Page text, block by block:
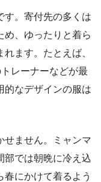
す。寄付先の多くは
め、ゆったりと着ら
ます。たとえば、
レーナーなどが最
的なデザインの服は
せません。ミャンマ
部では朝晩に冷え込
にかけて着るよう